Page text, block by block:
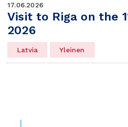
17.06.2026
Visit to Riga on the
2026
Latvia Yleinen